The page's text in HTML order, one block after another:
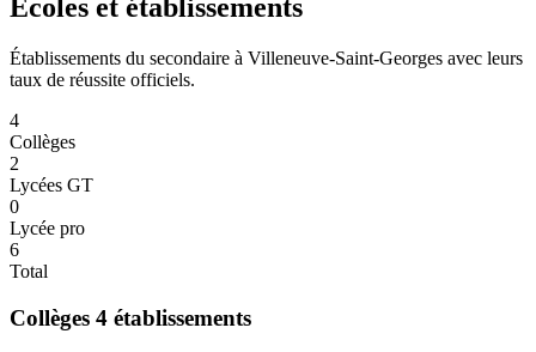
Écoles et établissements
Établissements du secondaire à Villeneuve-Saint-Georges avec leurs
taux de réussite officiels.
4
Collèges
2
Lycées GT
0
Lycée pro
6
Total
Collèges 4 établissements